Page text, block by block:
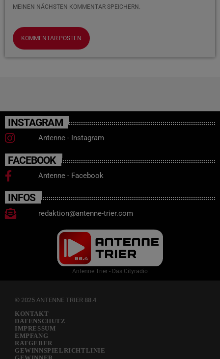
MEINEN NÄCHSTEN KOMMENTAR SPEICHERN.
INSTAGRAM
Antenne - Instagram
FACEBOOK
Antenne - Facebook
INFOS
redaktion@antenne-trier.com
Antenne Trier - Das Cityradio
© 2025 ANTENNE TRIER 88.4
KONTAKT
DATENSCHUTZ
IMPRESSUM
EMPFANG
RATGEBER
GEWINNSPIELRICHTLINIE